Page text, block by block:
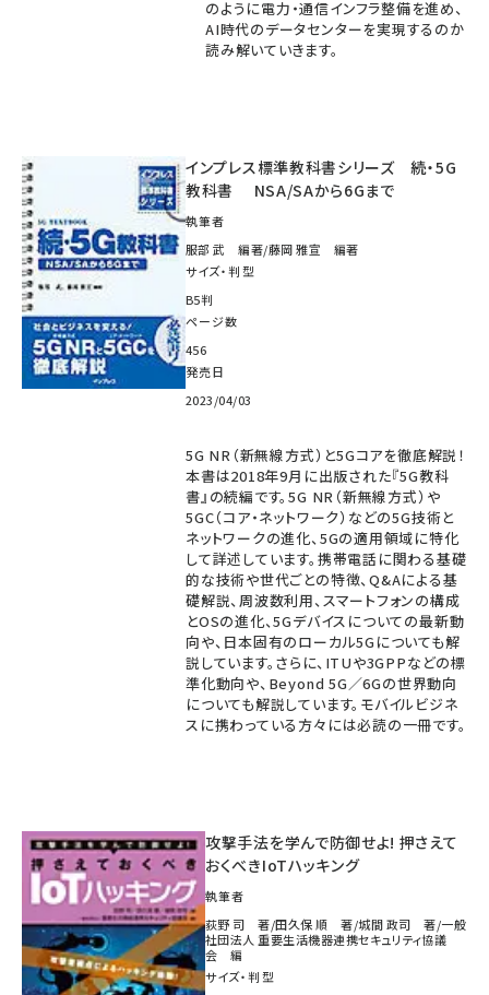
のように電力・通信インフラ整備を進め、
AI時代のデータセンターを実現するのか
読み解いていきます。
インプレス標準教科書シリーズ 続・5G
教科書 NSA/SAから6Gまで
執筆者
服部 武 編著/藤岡 雅宣 編著
サイズ・判型
B5判
ページ数
456
発売日
2023/04/03
5G NR（新無線方式）と5Gコアを徹底解説！
本書は2018年9月に出版された『5G教科
書』の続編です。5G NR（新無線方式）や
5GC（コア・ネットワーク）などの5G技術と
ネットワークの進化、5Gの適用領域に特化
して詳述しています。携帯電話に関わる基礎
的な技術や世代ごとの特徴、Q&Aによる基
礎解説、周波数利用、スマートフォンの構成
とOSの進化、5Gデバイスについての最新動
向や、日本固有のローカル5Gについても解
説しています。さらに、ITUや3GPPなどの標
準化動向や、Beyond 5G／6Gの世界動向
についても解説しています。モバイルビジネ
スに携わっている方々には必読の一冊です。
攻撃手法を学んで防御せよ! 押さえて
おくべきIoTハッキング
執筆者
荻野 司 著/田久保 順 著/城間 政司 著/一般
社団法人 重要生活機器連携セキュリティ協議
会 編
サイズ・判型